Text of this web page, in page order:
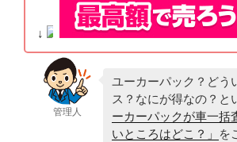
↓
管理人
ユーカーパック？どう
ス？なにが得なの？と
ーカーパックが車一括
いところはどこ？」
を